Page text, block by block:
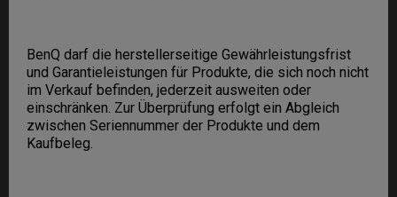
BenQ darf die herstellerseitige Gewährleistungsfrist
und Garantieleistungen für Produkte, die sich noch nicht
im Verkauf befinden, jederzeit ausweiten oder
einschränken. Zur Überprüfung erfolgt ein Abgleich
zwischen Seriennummer der Produkte und dem
Kaufbeleg.